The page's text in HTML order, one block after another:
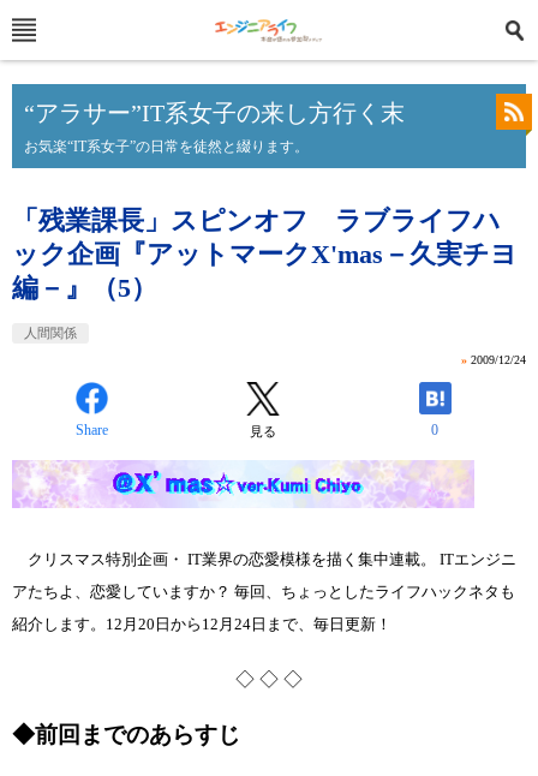
“アラサー”IT系女子の来し方行く末
お気楽“IT系女子”の日常を徒然と綴ります。
「残業課長」スピンオフ ラブライフハ
ック企画『アットマークX'mas－久実チヨ
編－』（5）
人間関係
» 2009/12/24
Share 見る 0
クリスマス特別企画・ IT業界の恋愛模様を描く集中連載。 ITエンジニ
アたちよ、恋愛していますか？ 毎回、ちょっとしたライフハックネタも
紹介します。12月20日から12月24日まで、毎日更新！
◇ ◇ ◇
◆前回までのあらすじ